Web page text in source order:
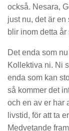
också. Nesara,
just nu, det är
blir inom detta
Det enda som
Kollektiva ni. Ni
enda som kan
så kommer det
och en av er har
livstid, för att ta
Medvetande